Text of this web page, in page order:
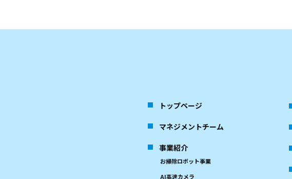
トップページ
マネジメントチーム
事業紹介
お掃除ロボット事業
AI高速カメラ